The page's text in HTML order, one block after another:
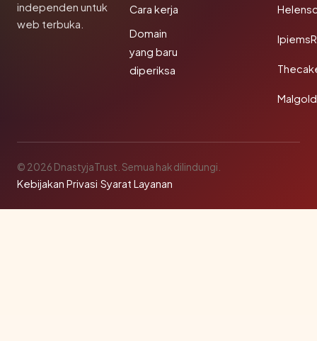
independen untuk
web terbuka.
Cara kerja
Domain
yang baru
diperiksa
© 2026 DnastyjaTrust. Semua hak dilindungi.
Kebijakan Privasi·Syarat Layanan